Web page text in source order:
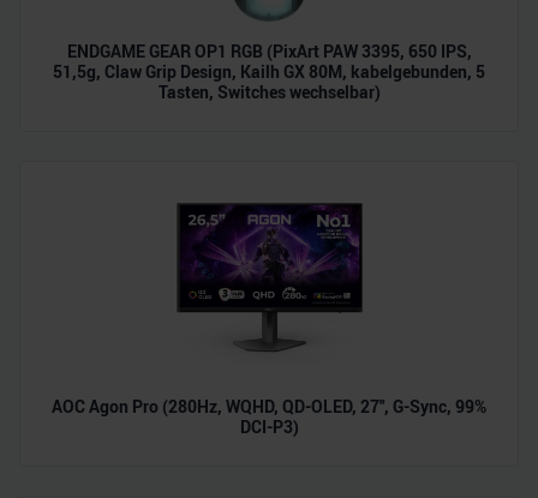
ENDGAME GEAR OP1 RGB (PixArt PAW 3395, 650 IPS,
51,5g, Claw Grip Design, Kailh GX 80M, kabelgebunden, 5
Tasten, Switches wechselbar)
AOC Agon Pro (280Hz, WQHD, QD-OLED, 27", G-Sync, 99%
DCI-P3)